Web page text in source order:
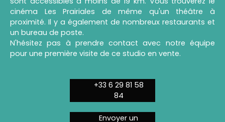
cinéma Les Prairiales de même qu'un théâtre à
proximité. Il y a également de nombreux restaurants et
un bureau de poste.
N'hésitez pas à prendre contact avec notre équipe
pour une première visite de ce studio en vente.
+33 6 29 81 58
84
Envoyer un